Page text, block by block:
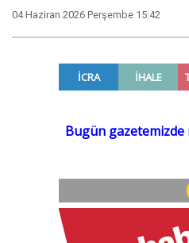
04 Haziran 2026 Perşembe 15:42